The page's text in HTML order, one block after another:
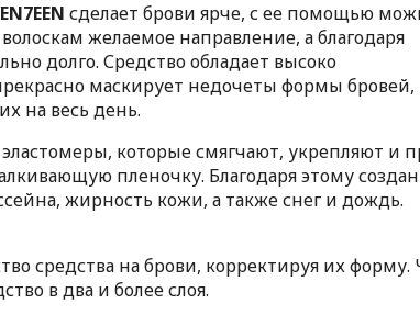
сделает брови ярче, с ее помощью
желаемое направление, а благодаря
долго. Средство обладает высоко
маскирует недочеты формы бровей,
на весь день.
которые смягчают, укрепляют и
пленочку. Благодаря этому
жирность кожи, а также снег и дождь.
средства на брови, корректируя их форму.
в два и более слоя.